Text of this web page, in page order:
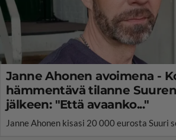
Janne Ahonen avoimena -
hämmentävä tilanne
jälkeen: "Että avaanko..."
Janne Ahonen kisasi 20 000 eurosta Suuri